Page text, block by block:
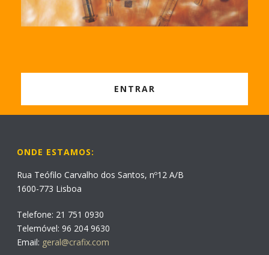
ENTRAR
ONDE ESTAMOS:
Rua Teófilo Carvalho dos Santos, nº12 A/B
1600-773 Lisboa
Telefone: 21 751 0930
Telemóvel: 96 204 9630
Email: geral@crafix.com